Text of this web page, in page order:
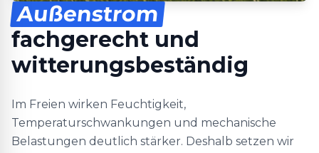
Außenstrom
fachgerecht und
witterungsbeständig
Im Freien wirken Feuchtigkeit,
Temperaturschwankungen und mechanische
Belastungen deutlich stärker. Deshalb setzen wir